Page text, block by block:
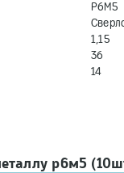
Р6М5
1,15
36
14
р6м5